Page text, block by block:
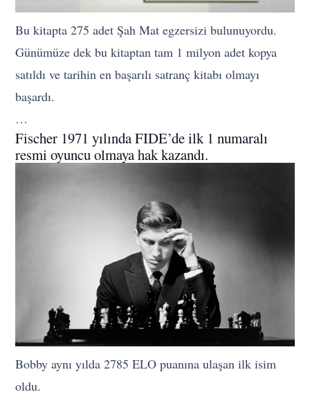
Bu kitapta 275 adet Şah Mat egzersizi bulunuyordu.
Günümüze dek bu kitaptan tam 1 milyon adet kopya
satıldı ve tarihin en başarılı satranç kitabı olmayı
başardı.
…
Fischer 1971 yılında FIDE’de ilk 1 numaralı
resmi oyuncu olmaya hak kazandı.
Bobby aynı yılda 2785 ELO puanına ulaşan ilk isim
oldu.